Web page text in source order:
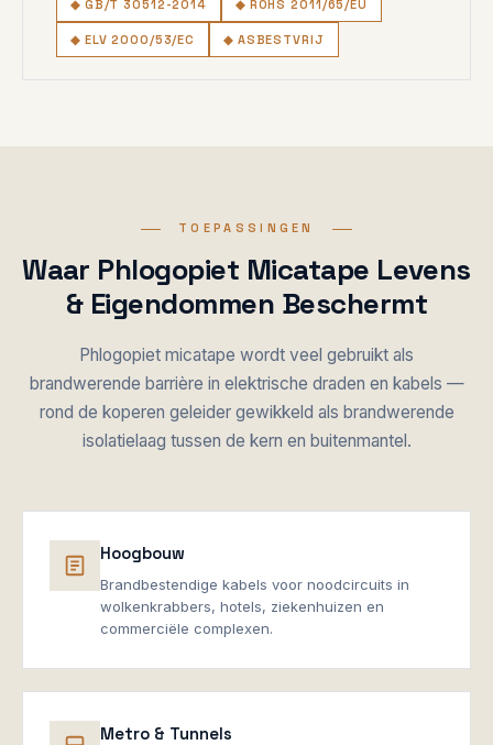
◆ GB/T 30512-2014 ◆ ROHS 2011/65/EU
◆ ELV 2000/53/EC ◆ ASBESTVRIJ
TOEPASSINGEN
Waar Phlogopiet Micatape Levens
& Eigendommen Beschermt
Phlogopiet micatape wordt veel gebruikt als
brandwerende barrière in elektrische draden en kabels —
rond de koperen geleider gewikkeld als brandwerende
isolatielaag tussen de kern en buitenmantel.
Hoogbouw
Brandbestendige kabels voor noodcircuits in
wolkenkrabbers, hotels, ziekenhuizen en
commerciële complexen.
Metro & Tunnels